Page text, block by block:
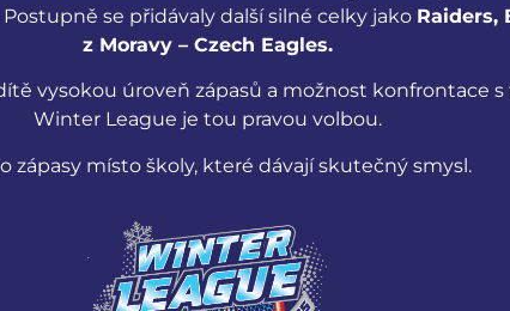
se přidávaly další silné celky jako Raiders,
z Moravy – Czech Eagles.
vysokou úroveň zápasů a možnost konfrontace
Winter League je tou pravou volbou.
zápasy místo školy, které dávají skutečný smysl.